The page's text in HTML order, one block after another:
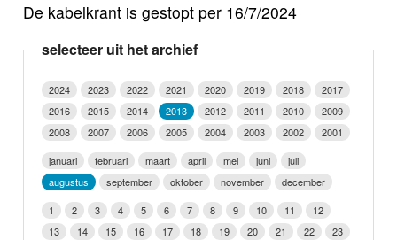
Video
Webcam
Info
De kabelkrant is gestopt per 16/7/2024
selecteer uit het archief
2024 2023 2022 2021 2020 2019 2018
2017
2016
2015 2014 2013 2012 2011 2010
2009
2008
2007 2006 2005 2004 2003 2002
2001
januari
februari maart april mei juni
juli
augustus
september oktober november
december
1
2 3 4 5 6 7 8 9 10 11
12
13
14 15 16 17 18 19 20 21 22
23